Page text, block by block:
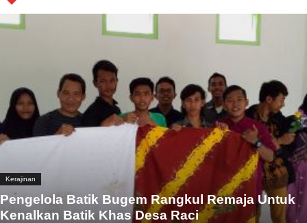
Kerajinan
Pengelola Batik Bugem Rangkul Remaja Untuk
Kenalkan Batik Khas Desa Raci